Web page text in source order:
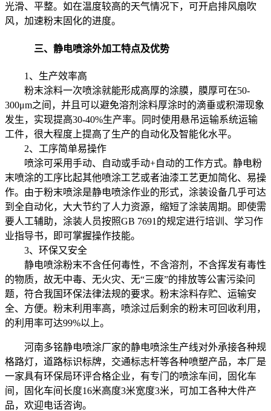
光滑、平整。如在温度较高的天气情况下，可开启排风扇吹
风，加速粉末固化的进度。
三、 静电喷涂外加工特点及优势
1、生产效率高
粉末涂料一次喷涂就能形成高厚的涂膜，膜厚可在50-
300μm之间，并且可以避免溶剂涂料厚涂时的滴垂或积滞现象
发生，实现提高30-40%生产率。同时使用悬吊运输系统运输
工件，很大程度上提高了生产的自动化及智能化水平。
2、工序简单易操作
喷涂可采用手动、自动或手动+自动的工作方式。静电粉
末喷涂的工序比起其他喷涂工艺或者油漆工艺更加简化、易操
作。由于粉末喷涂是静电喷涂作业的形式，涂装设备几乎可达
到全自动化，大大节约了人力资源，缩短了涂装周期。即使需
要人工辅助，涂装人员按照GB 7691的规定进行培训、学习作
业指导书，即可掌握操作技能。
3、环保又安全
静电喷涂粉末不含任何毒性，不含溶剂，不含挥发有毒性
的物质，故无中毒、无火灾、无“三废”的排放等公害污染问
题，符合我国环保法律法规的要求。粉末涂料存贮、运输安
全、方便。粉末利用率高，喷涂过后剩余的粉末可回收利用，
的利用率可达99%以上。
河南多铭静电喷涂厂家的静电喷涂生产线对外承接各种规
格路灯，道路标识标牌，交通标志杆等各种喷塑产品，本厂是
一家具有环保局环评合格企业，有专门的喷涂车间，固化车
间，固化车间长度16米高度3米宽度3米，可加工各种大件产
品，欢迎电话咨询。